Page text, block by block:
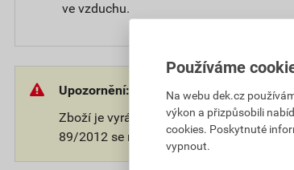
ve vzduchu.
Upozornění:
Zboží je vyráběno na přání zákazníka. V
89/2012 se na takové zboží nevztahuje
Používáme
Na webu dek.cz
výkon a přizpůsobili
cookies. Poskytnuté
vypnout.